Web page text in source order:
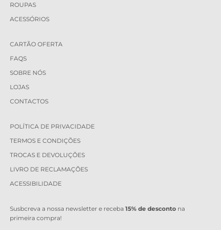
ROUPAS
ACESSÓRIOS
CARTÃO OFERTA
FAQS
SOBRE NÓS
LOJAS
CONTACTOS
POLÍTICA DE PRIVACIDADE
TERMOS E CONDIÇÕES
TROCAS E DEVOLUÇÕES
LIVRO DE RECLAMAÇÕES
ACESSIBILIDADE
Susbcreva a nossa newsletter e receba 15% de desconto na
primeira compra!